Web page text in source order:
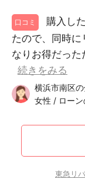
口コミ
購入し
たので、同時に
なりお得だっ
続きをみる
横浜市南区
女性 / ロー
東急リ